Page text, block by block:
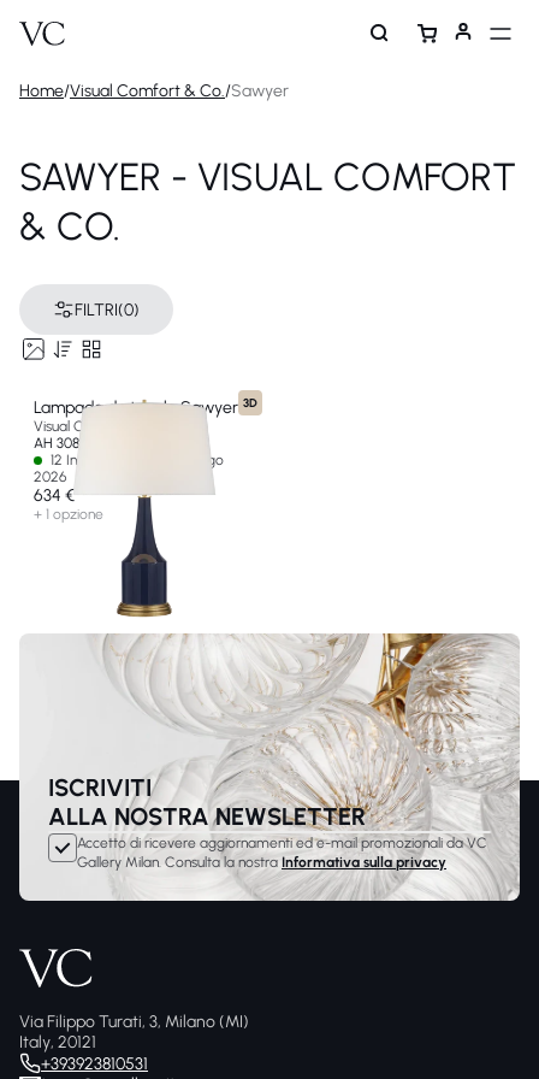
Home/Visual Comfort & Co./Sawyer
SAWYER - VISUAL COMFORT
& CO.
FILTRI(0)
3D
Lampada da tavolo Sawyer
Visual Comfort & Co
AH 3082MB-L-EU
12 In stock - Ships by 01 ago
2026
634 €
+ 1 opzione
ISCRIVITI
ALLA NOSTRA NEWSLETTER
Accetto di ricevere aggiornamenti ed e-mail promozionali da VC
Gallery Milan. Consulta la nostra Informativa sulla privacy
Via Filippo Turati, 3, Milano (MI)
Italy, 20121
+393923810531